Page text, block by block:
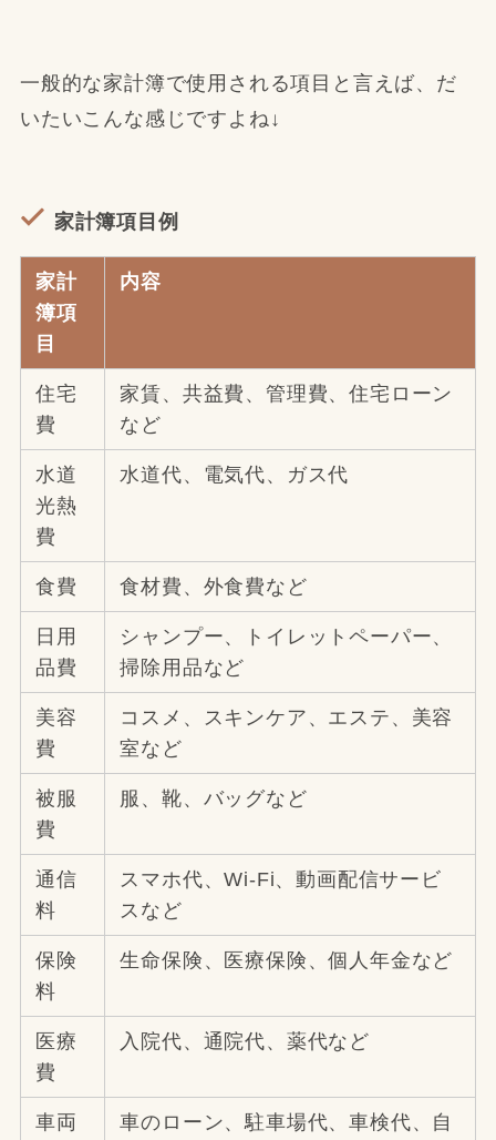
一般的な家計簿で使用される項目と言えば、だ
いたいこんな感じですよね↓
家計簿項目例
家計
簿項
目
内容
住宅
費
家賃、共益費、管理費、住宅ローン
など
水道
光熱
費
水道代、電気代、ガス代
食費 食材費、外食費など
日用
品費
シャンプー、トイレットペーパー、
掃除用品など
美容
費
コスメ、スキンケア、エステ、美容
室など
被服
費
服、靴、バッグなど
通信
料
スマホ代、Wi-Fi、動画配信サービ
スなど
保険
料
生命保険、医療保険、個人年金など
医療
費
入院代、通院代、薬代など
車両
車のローン、駐車場代、車検代、自